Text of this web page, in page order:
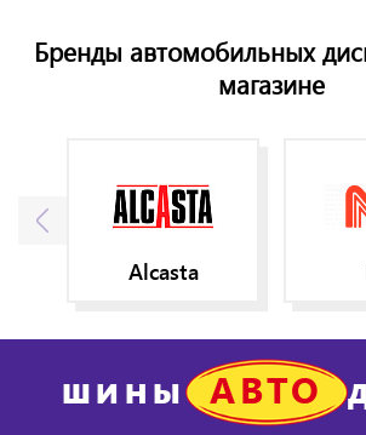
Бренды автомобильных
магазине
Alcasta
ШИНЫ АВТО